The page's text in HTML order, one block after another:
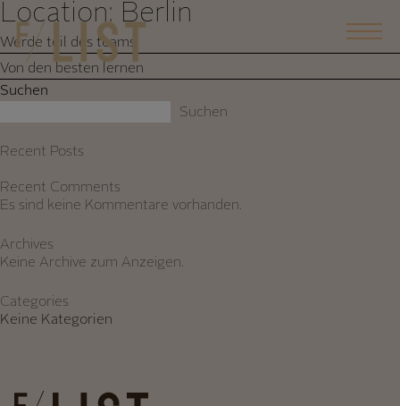
Skip
content
Location: Berlin
Werde teil des teams
Von den besten lernen
Suchen
Suchen
Recent Posts
Recent Comments
Es sind keine Kommentare vorhanden.
Archives
Keine Archive zum Anzeigen.
Categories
Keine Kategorien